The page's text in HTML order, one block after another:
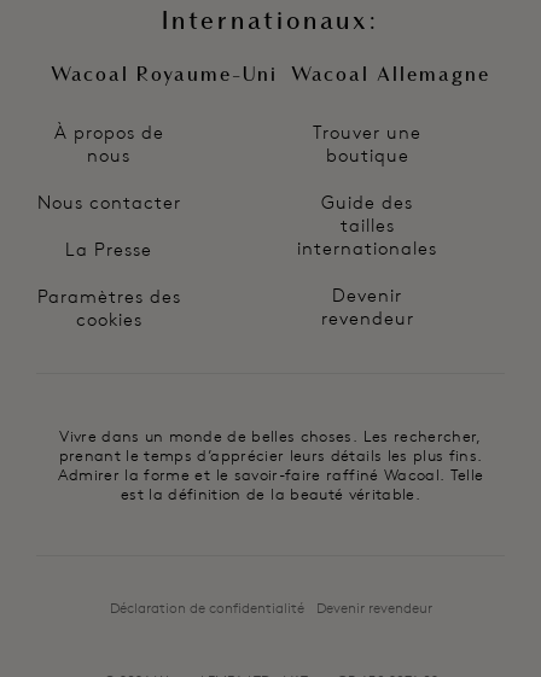
À propos de
nous
Nous contacter
La Presse
Paramètres des
cookies
Internationaux:
Wacoal Royaume-Uni Wacoal Allemagne
Trouver une
boutique
Guide des
tailles
internationales
Devenir
revendeur
Vivre dans un monde de belles choses. Les rechercher,
prenant le temps d’apprécier leurs détails les plus fins.
Admirer la forme et le savoir-faire raffiné Wacoal. Telle
est la définition de la beauté véritable.
Déclaration de confidentialité Devenir revendeur